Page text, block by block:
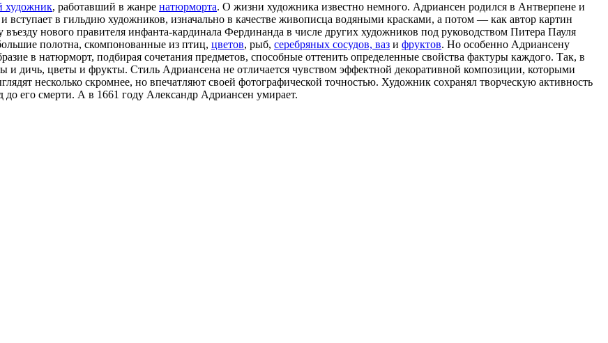
художник, работавший в жанре натюрморта. О жизни художника известно немного. Адриансен родился в Антверпене и
вступает в гильдию художников, изначально в качестве живописца водяными красками, а потом — как автор картин
нового правителя инфанта-кардинала Фердинанда в числе других художников под руководством Питера Пауля
полотна, скомпонованные из птиц, цветов, рыб, серебряных сосудов, ваз и фруктов. Но особенно Адриансену
в натюрморт, подбирая сочетания предметов, способные оттенить определенные свойства фактуры каждого. Так, в
дичь, цветы и фрукты. Стиль Адриансена не отличается чувством эффектной декоративной композиции, которыми
несколько скромнее, но впечатляют своей фотографической точностью. Художник сохранял творческую активность
до его смерти. А в 1661 году Александр Адриансен умирает.